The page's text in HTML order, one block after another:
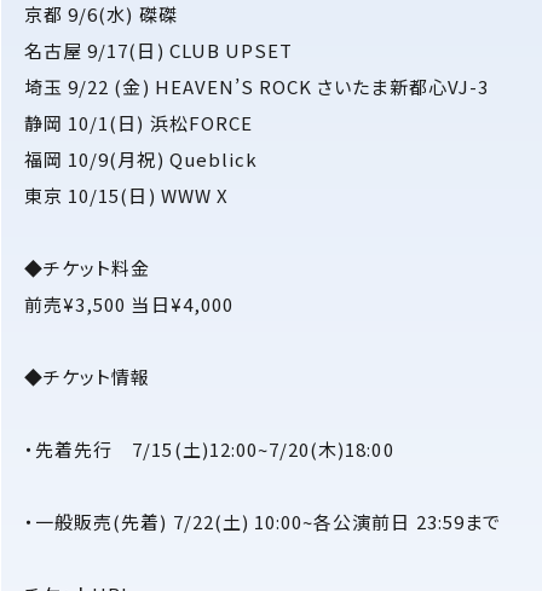
京都 9/6(水) 磔磔
名古屋 9/17(日) CLUB UPSET
埼玉 9/22 (金) HEAVEN’S ROCK さいたま新都心VJ-3
静岡 10/1(日) 浜松FORCE
福岡 10/9(月祝) Queblick
東京 10/15(日) WWW X
◆チケット料金
前売¥3,500 当日¥4,000
◆チケット情報
・先着先行 7/15(土)12:00~7/20(木)18:00
・一般販売(先着) 7/22(土) 10:00~各公演前日 23:59まで